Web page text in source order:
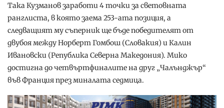
Така Кузманов заработи 4 точки за световната
ранглиста, в която заема 253-ата позиция, а
следващият му съперник ще бъде победителят от
двубоя между Норберт Гомбош (Словакия) и Калин
Ивановски (Република Северна Македония). Мико
достигна до четвъртфиналите на друг „Чалънджър“
във Франция през миналата седмица.